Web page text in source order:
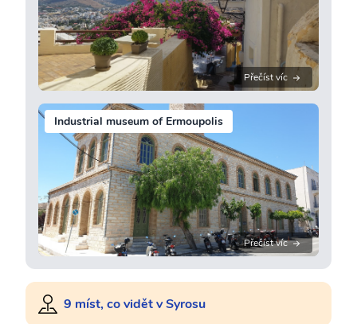
Přečíst víc
Industrial museum of Ermoupolis
Přečíst víc
9 míst, co vidět v Syrosu